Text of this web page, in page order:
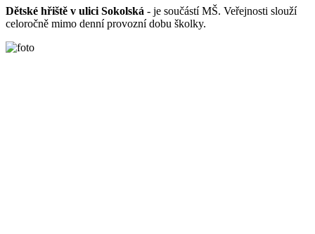
Dětské hřiště v ulici Sokolská - je součástí MŠ. Veřejnosti slouží
celoročně mimo denní provozní dobu školky.